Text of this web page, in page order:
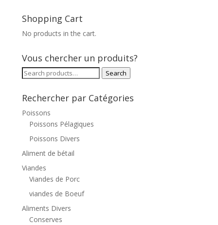
Shopping Cart
No products in the cart.
Vous chercher un produits?
Search
Search
Rechercher par Catégories
Poissons
Poissons Pélagiques
Poissons Divers
Aliment de bétail
Viandes
Viandes de Porc
viandes de Boeuf
Aliments Divers
Conserves